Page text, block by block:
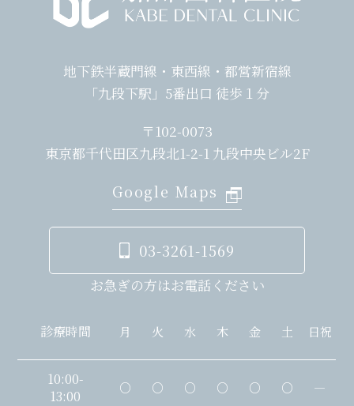
地下鉄半蔵門線・東西線・都営新宿線
「九段下駅」5番出口 徒歩１分
〒102-0073
東京都千代田区九段北1-2-1 九段中央ビル2F
Google Maps
03-3261-1569
お急ぎの方はお電話ください
診療時間 月 火 水 木 金 土 日祝
10:00-
13:00
○ ○ ○ ○ ○ ○ ―